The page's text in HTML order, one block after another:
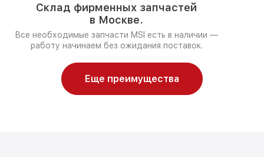
Склад фирменных запчастей
в Москве.
Все необходимые запчасти MSI есть в наличии —
работу начинаем без ожидания поставок.
Еще преимущества